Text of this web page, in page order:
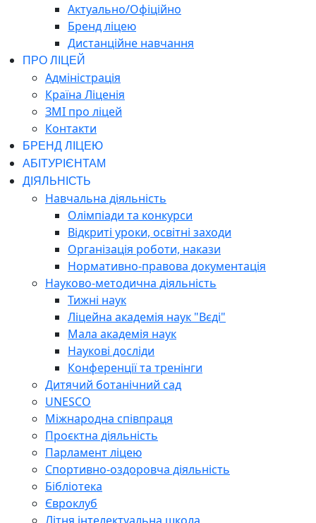
Актуально/Офіційно
Бренд ліцею
Дистанційне навчання
ПРО ЛІЦЕЙ
Адміністрація
Країна Ліценія
ЗМІ про ліцей
Контакти
БРЕНД ЛІЦЕЮ
АБІТУРІЄНТАМ
ДІЯЛЬНІСТЬ
Навчальна діяльність
Олімпіади та конкурси
Відкриті уроки, освітні заходи
Організація роботи, накази
Нормативно-правова документація
Науково-методична діяльність
Тижні наук
Ліцейна академія наук "Вєді"
Мала академія наук
Наукові досліди
Конференції та тренінги
Дитячий ботанічний сад
UNESCO
Міжнародна співпраця
Проєктна діяльність
Парламент ліцею
Спортивно-оздоровча діяльність
Бібліотека
Євроклуб